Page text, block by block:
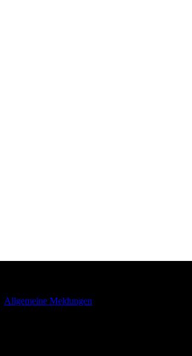
Allgemeine Meldungen